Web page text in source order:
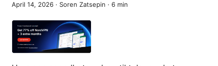
April 14, 2026 · Soren Zatsepin · 6 min